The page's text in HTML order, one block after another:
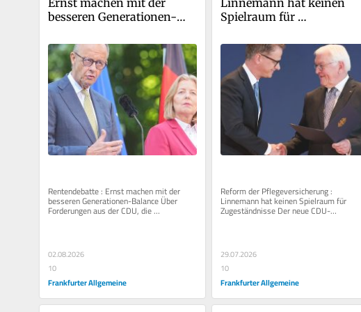
besseren Generationen-
Rentendebatte : Ernst machen mit der
besseren Generationen-Balance Über
Forderungen aus der CDU, die
abschlagsfreie Frührente zu erhalten,
02.08.2026
10
Frankfurter Allgemeine
Spielraum für
Reform der Pflegeversicherung :
Linnemann hat keinen Spielraum für
Zugeständnisse Der neue CDU-
Gesundheitsminister muss die vielen
29.07.2026
10
Frankfurter Allgemeine